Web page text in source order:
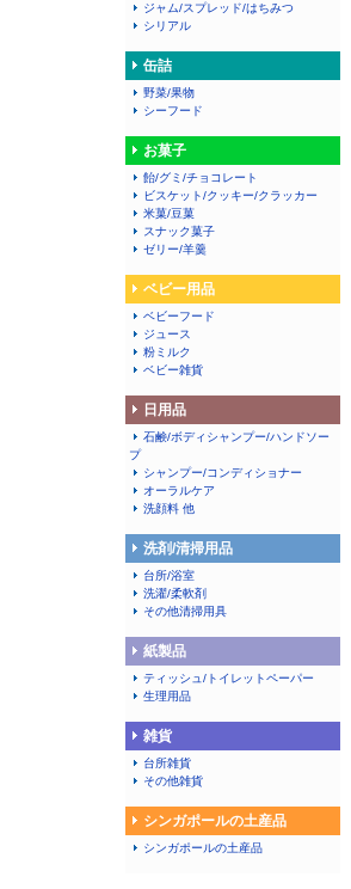
ジャム/スプレッド/はちみつ
シリアル
缶詰
野菜/果物
シーフード
お菓子
飴/グミ/チョコレート
ビスケット/クッキー/クラッカー
米菓/豆菓
スナック菓子
ゼリー/羊羹
ベビー用品
ベビーフード
ジュース
粉ミルク
ベビー雑貨
日用品
石鹸/ボディシャンプー/ハンドソー
プ
シャンプー/コンディショナー
オーラルケア
洗顔料 他
洗剤/清掃用品
台所/浴室
洗濯/柔軟剤
その他清掃用具
紙製品
ティッシュ/トイレットペーパー
生理用品
雑貨
台所雑貨
その他雑貨
シンガポールの土産品
シンガポールの土産品